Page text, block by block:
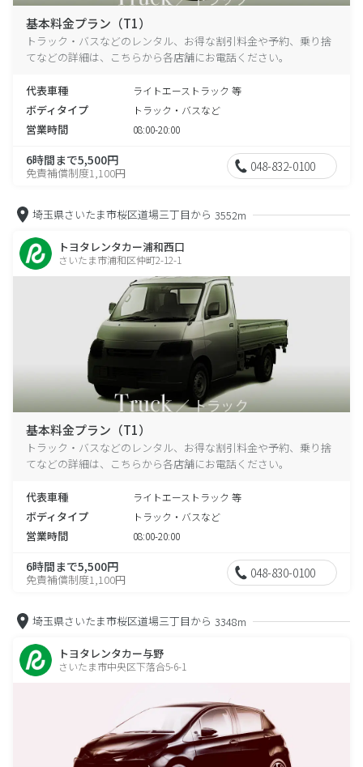
基本料金プラン（T1）
トラック・バスなどのレンタル、お得な割引料金や予約、乗り捨
てなどの詳細は、こちらから各店舗にお電話ください。
代表車種 ライトエーストラック 等
ボディタイプ トラック・バスなど
営業時間 08:00-20:00
6時間まで5,500円
免責補償制度1,100円 048-832-0100
埼玉県さいたま市桜区道場三丁目から 3552m
トヨタレンタカー浦和西口
さいたま市浦和区仲町2-12-1
基本料金プラン（T1）
トラック・バスなどのレンタル、お得な割引料金や予約、乗り捨
てなどの詳細は、こちらから各店舗にお電話ください。
代表車種 ライトエーストラック 等
ボディタイプ トラック・バスなど
営業時間 08:00-20:00
6時間まで5,500円
免責補償制度1,100円 048-830-0100
埼玉県さいたま市桜区道場三丁目から 3348m
トヨタレンタカー与野
さいたま市中央区下落合5-6-1